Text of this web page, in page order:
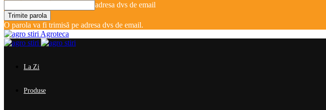
adresa dvs de email
O parola va fi trimisă pe adresa dvs de email.
Agroteca
La Zi
Produse